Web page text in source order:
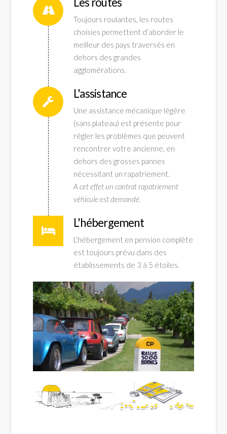
véhicules
historiques
de
collection
Toujours roulantes, les routes
choisies permettent d’aborder le
meilleur des pays traversés en
dehors des grandes
agglomérations.
L'assistance
Une assistance mécanique légère
(sans plateau) est présente pour
régler les problèmes que peuvent
rencontrer votre ancienne, en
dehors des grosses pannes
nécessitant un rapatriement.
A cet effet un contrat rapatriement
véhicule est demandé.
L'hébergement
L’hébergement en pension complète
est toujours prévu dans des
établissements de 3 à 5 étoiles.